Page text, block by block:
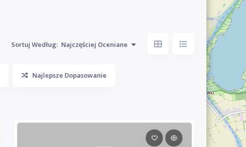
Sortuj Według: Najczęściej Oceniane
Najlepsze Dopasowanie